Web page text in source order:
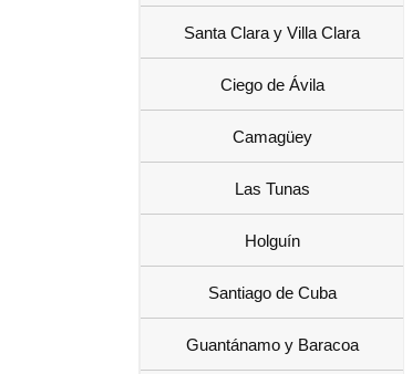
Santa Clara y Villa Clara
Ciego de Ávila
Camagüey
Las Tunas
Holguín
Santiago de Cuba
Guantánamo y Baracoa